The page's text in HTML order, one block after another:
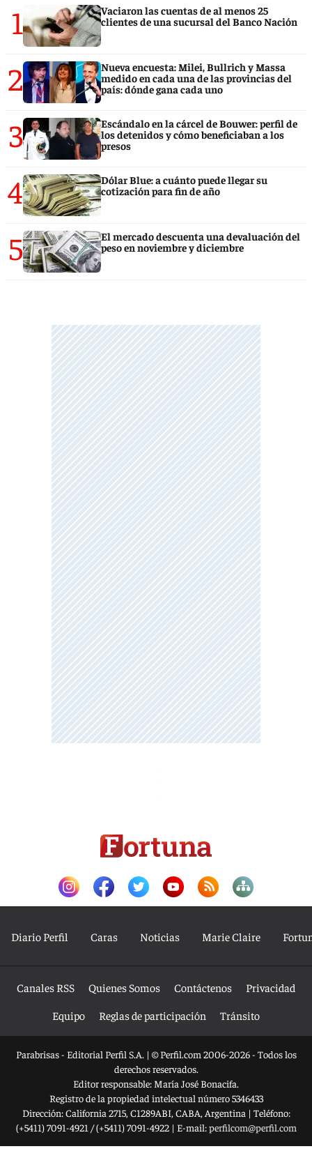
1
Vaciaron las cuentas de al menos 25
clientes de una sucursal del Banco Nación
2
Nueva encuesta: Milei, Bullrich y Massa
medido en cada una de las provincias del
país: dónde gana cada uno
3
Escándalo en la cárcel de Bouwer: perfil de
los detenidos y cómo beneficiaban a los
presos
4
Dólar Blue: a cuánto puede llegar su
cotización para fin de año
5
El mercado descuenta una devaluación del
peso en noviembre y diciembre
Diario Perfil Caras Noticias Marie Claire
Canales RSS Quienes Somos Contáctenos
Privacidad
Equipo
Reglas de participación Tránsito
Parabrisas - Editorial Perfil S.A. | © Perfil.com 2006-2026 - Todos los
derechos reservados.
Editor responsable: María José Bonacifa.
Registro de la propiedad intelectual número 5346433
Dirección:California 2715, C1289ABI, CABA, Argentina | Teléfono:
(+5411) 7091-4921 /(+5411) 7091-4922| E-mail:perfilcom@perfil.com